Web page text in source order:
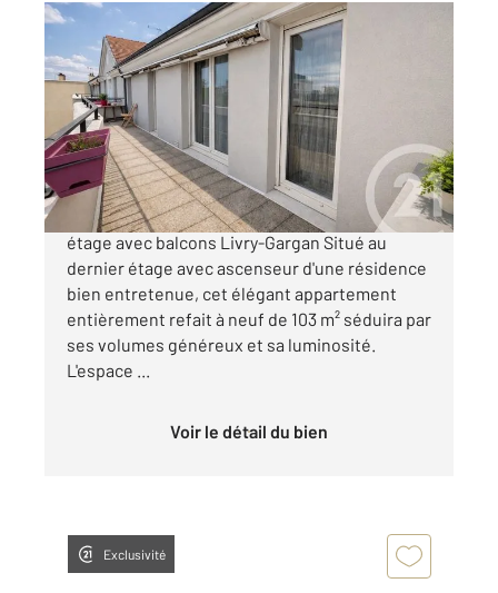
LIVRY GARGAN 93
102,90 m2, 6 pièces
Ref : 22242
Appartement F6 à vendre
279 900 €
Appartement familial d'exception Dernier
étage avec balcons Livry-Gargan Situé au
dernier étage avec ascenseur d'une résidence
bien entretenue, cet élégant appartement
entièrement refait à neuf de 103 m² séduira par
ses volumes généreux et sa luminosité.
L'espace ...
Voir le détail du bien
Exclusivité